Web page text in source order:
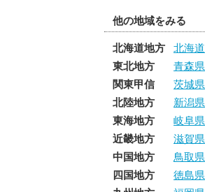
他の地域をみる
北海道地方
北海道
東北地方
青森県
関東甲信
茨城県
北陸地方
新潟県
東海地方
岐阜県
近畿地方
滋賀県
中国地方
鳥取県
四国地方
徳島県